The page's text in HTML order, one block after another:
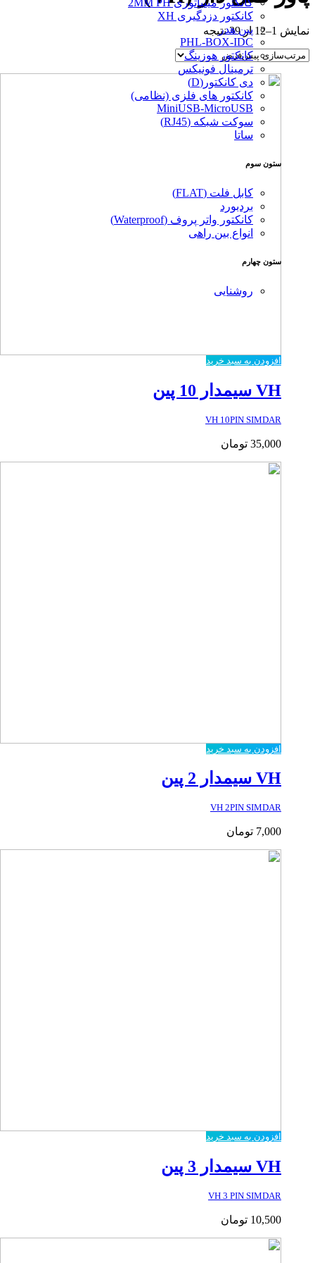
کانکتور دزدگیری XH
پین هدر
PHL-BOX-IDC
کانکتور هوزینگ
ترمینال فونیکس
دی کانکتور(D)
کانکتور های فلزی (نظامی)
MiniUSB-MicroUSB
سوکت شبکه (RJ45)
ساتا
ستون سوم
کابل فلت (FLAT)
بردبورد
کانکتور واتر پروف (Waterproof)
انواع بین راهی
ستون چهارم
روشنایی
نمایش 1–12 از 39 نتیجه
افزودن به سبد خرید
VH سیمدار 10 پین
VH 10PIN SIMDAR
35,000 تومان
افزودن به سبد خرید
VH سیمدار 2 پین
VH 2PIN SIMDAR
7,000 تومان
افزودن به سبد خرید
VH سیمدار 3 پین
VH 3 PIN SIMDAR
10,500 تومان